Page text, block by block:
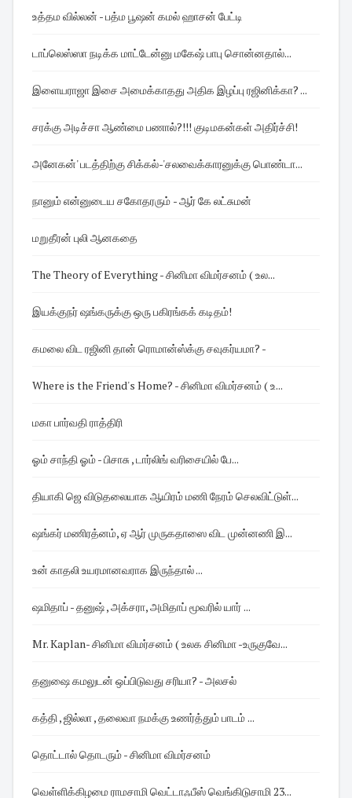
உத்தம வில்லன் - பத்ம பூஷன் கமல் ஹாசன் பேட்டி
டாப்லெஸ்ஸா நடிக்க மாட்டேன்னு மகேஷ் பாபு சொன்னதால்...
இளையராஜா இசை அமைக்காதது அதிக இழப்பு ரஜினிக்கா? ...
சரக்கு அடிச்சா ஆண்மை பணால்?!!! குடிமகன்கள் அதிர்ச்சி!
அனேகன்' படத்திற்கு சிக்கல்-'சலவைக்காரனுக்கு பொண்டா...
நானும் என்னுடைய சகோதரரும் - ஆர் கே லட்சுமன்
மறுதீரன் புலி ஆனகதை
The Theory of Everything - சினிமா விமர்சனம் ( உல...
இயக்குநர் ஷங்கருக்கு ஒரு பகிரங்கக் கடிதம்!
கமலை விட ரஜினி தான் ரொமான்ஸ்க்கு சவுகர்யமா? -
Where is the Friend's Home? - சினிமா விமர்சனம் ( உ...
மகா பார்வதி ராத்திரி
ஓம் சாந்தி ஓம் - பிசாசு , டார்லிங் வரிசையில் பே...
தியாகி ஜெ விடுதலையாக ஆயிரம் மணி நேரம் செலவிட்டுள்...
ஷங்கர் மணிரத்னம், ஏ ஆர் முருகதாஸை விட முன்னணி இ...
உன் காதலி உயரமானவராக இருந்தால் ...
ஷமிதாப் - தனுஷ் , அக்சரா, அமிதாப் மூவரில் யார் ...
Mr. Kaplan- சினிமா விமர்சனம் ( உலக சினிமா -உருகுவே...
தனுஷை கமலுடன் ஒப்பிடுவது சரியா? - அலசல்
கத்தி , ஜில்லா , தலைவா நமக்கு உணர்த்தும் பாடம் ...
தொட்டால் தொடரும் - சினிமா விமர்சனம்
வெள்ளிக்கிழமை ராமசாமி வெட்டாஃபீஸ் வெங்கிடுசாமி 23...